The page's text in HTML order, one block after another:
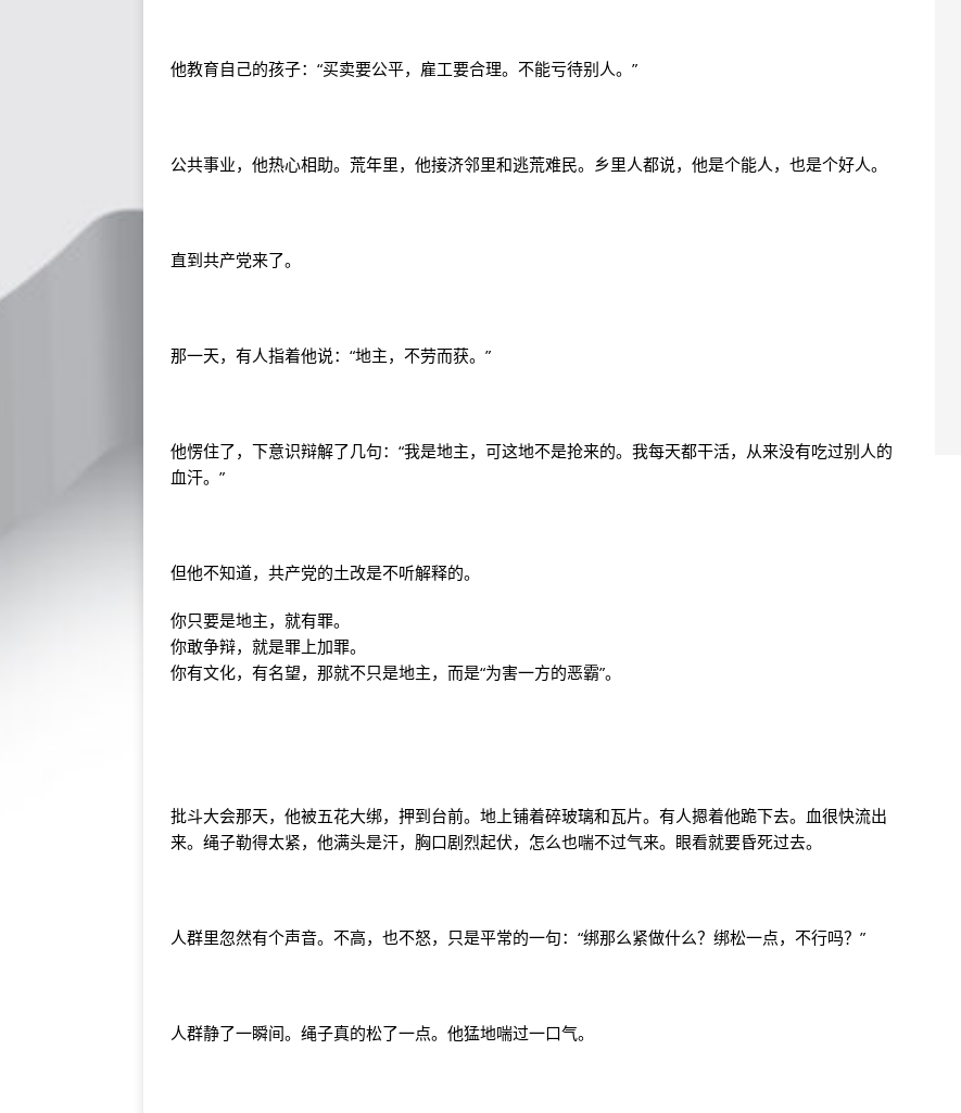
他教育自己的孩子：“买卖要公平，雇工要合理。不能亏待别人。”
公共事业，他热心相助。荒年里，他接济邻里和逃荒难民。乡里人都说，他是个能人，也是个好人。
直到共产党来了。
那一天，有人指着他说：“地主，不劳而获。”
他愣住了，下意识辩解了几句：“我是地主，可这地不是抢来的。我每天都干活，从来没有吃过别人的
血汗。”
但他不知道，共产党的土改是不听解释的。
你只要是地主，就有罪。
你敢争辩，就是罪上加罪。
你有文化，有名望，那就不只是地主，而是“为害一方的恶霸”。
批斗大会那天，他被五花大绑，押到台前。地上铺着碎玻璃和瓦片。有人摁着他跪下去。血很快流出
来。绳子勒得太紧，他满头是汗，胸口剧烈起伏，怎么也喘不过气来。眼看就要昏死过去。
人群里忽然有个声音。不高，也不怒，只是平常的一句：“绑那么紧做什么？绑松一点，不行吗？”
人群静了一瞬间。绳子真的松了一点。他猛地喘过一口气。